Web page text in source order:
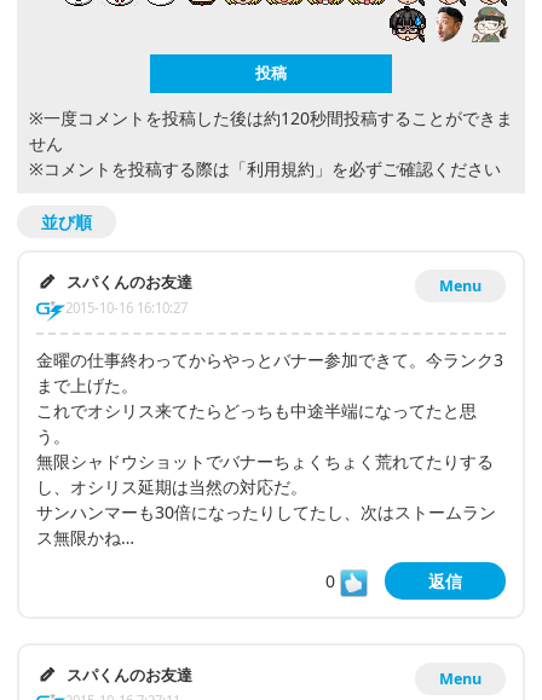
※一度コメントを投稿した後は約120秒間投稿することができま
せん
※コメントを投稿する際は 「利用規約」 を必ずご確認ください
並び順
Menu
スパくんのお友達
2015-10-16 16:10:27
金曜の仕事終わってからやっとバナー参加できて。今ランク3
まで上げた。
これでオシリス来てたらどっちも中途半端になってたと思
う。
無限シャドウショットでバナーちょくちょく荒れてたりする
し、オシリス延期は当然の対応だ。
サンハンマーも30倍になったりしてたし、次はストームラン
ス無限かね…
0
返信
Menu
スパくんのお友達